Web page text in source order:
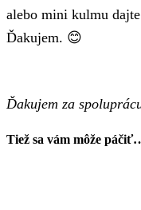
alebo mini kulmu
Ďakujem. 😊
Ďakujem za
Tiež sa vám môže